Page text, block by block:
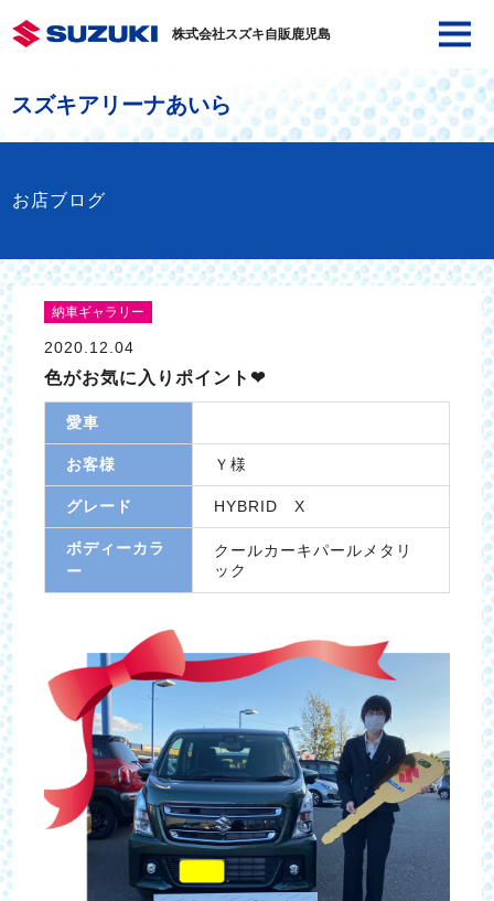
株式会社スズキ自販鹿児島
スズキアリーナあいら
お店ブログ
納車ギャラリー
2020.12.04
色がお気に入りポイント❤
愛車
お客様 Ｙ様
グレード HYBRID X
ボディーカラ
ー
クールカーキパールメタリ
ック